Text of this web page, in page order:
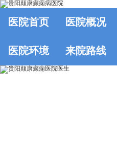
医院首页 医院概况
医院环境 来院路线